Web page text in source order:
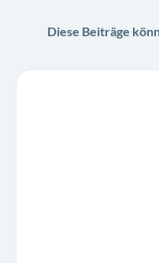
Diese Beiträge